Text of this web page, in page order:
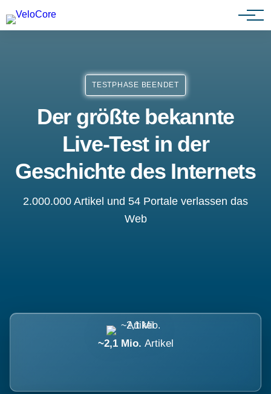
Agenturen & Webdesigner
TESTPHASE BEENDET
Der größte bekannte
Live-Test in der
Geschichte des Internets
2.000.000 Artikel und 54 Portale verlassen das
Web
~2,1 Mio. Artikel